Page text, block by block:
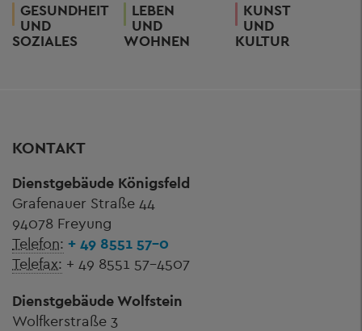
GESUNDHEIT
UND
SOZIALES
LEBEN
UND
WOHNEN
KUNST
UND
KULTUR
KONTAKT
Dienstgebäude Königsfeld
Grafenauer Straße 44
94078 Freyung
Telefon: + 49 8551 57-0
Telefax: + 49 8551 57-4507
Dienstgebäude Wolfstein
Wolfkerstraße 3